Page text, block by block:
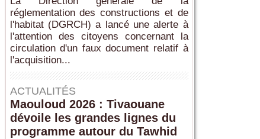
réglementation des constructions et de
l'habitat (DGRCH) a lancé une alerte à
l'attention des citoyens concernant la
circulation d'un faux document relatif à
l'acquisition...
ACTUALITÉS
Maouloud 2026 : Tivaouane
dévoile les grandes lignes du
programme autour du Tawhid